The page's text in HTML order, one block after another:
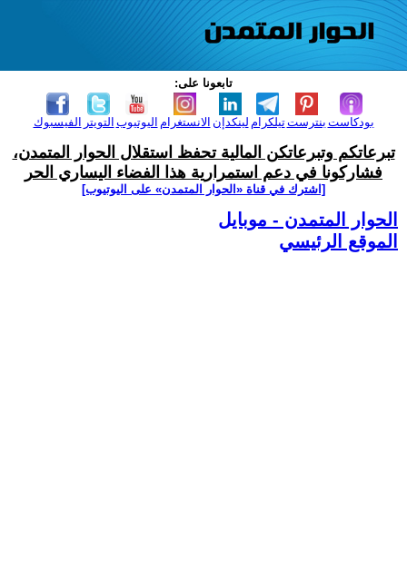
تابعونا على:
الفيسبوك التويتر اليوتيوب الانستغرام لينكدإن تيلكرامبنترست بودكاست
تبرعاتكم وتبرعاتكن المالية تحفظ استقلال الحوار المتمدن،
فشاركونا في دعم استمرارية هذا الفضاء اليساري الحر
[اشترك في قناة ‫«الحوار المتمدن» على اليوتيوب]
الحوار المتمدن - موبايل
الموقع الرئيسي